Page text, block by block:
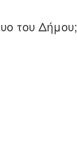
του Δήμου;